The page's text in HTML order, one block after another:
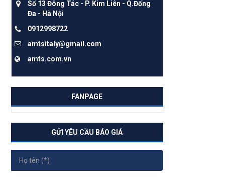
Số 13 Đông Tác - P. Kim Liên - Q.Đống
Đa - Hà Nội
0912998722
amtsitaly@gmail.com
amts.com.vn
FANPAGE
GỬI YÊU CẦU BÁO GIÁ